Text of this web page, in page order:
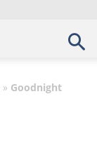
» Goodnight